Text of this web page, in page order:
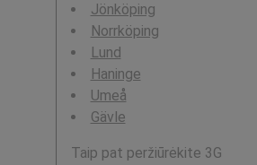
Jönköping
Norrköping
Lund
Haninge
Umeå
Gävle
Taip pat peržiūrėkite 3G